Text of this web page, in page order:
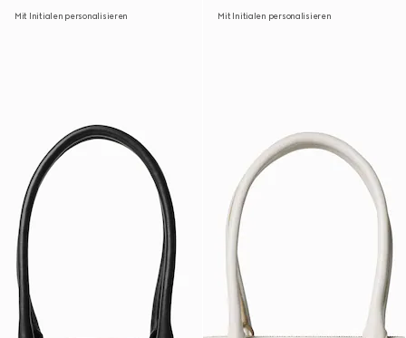
Mit Initialen personalisieren Mit Initialen personalisieren